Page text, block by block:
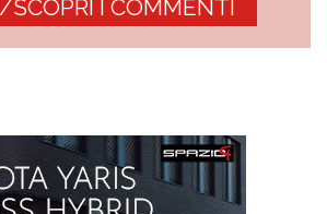
SCOPRI I COMMENTI